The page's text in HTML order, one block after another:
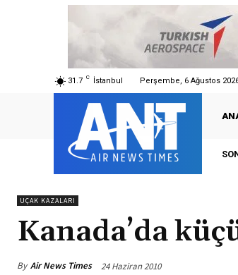
31.7 C İstanbul Perşembe, 6 Ağustos
UÇAK KAZALARI
Kanada’da
By Air News Times 24 Haziran 2010